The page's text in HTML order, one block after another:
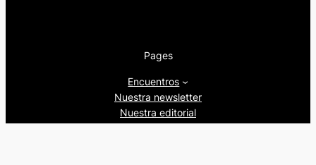
Pages
Encuentros
Nuestra newsletter
Nuestra editorial